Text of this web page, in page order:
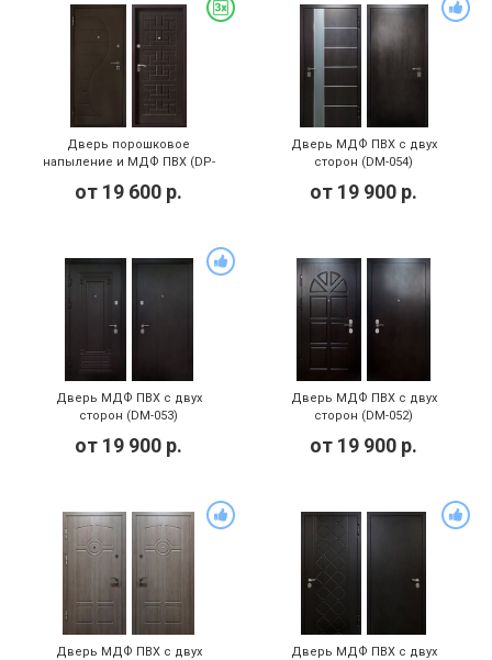
Дверь порошковое
напыление и МДФ ПВХ (DP-
от 19 600 р.
Дверь МДФ ПВХ с двух
сторон (DM-054)
от 19 900 р.
Дверь МДФ ПВХ с двух
сторон (DM-053)
от 19 900 р.
Дверь МДФ ПВХ с двух
сторон (DM-052)
от 19 900 р.
Дверь МДФ ПВХ с двух
Дверь МДФ ПВХ с двух